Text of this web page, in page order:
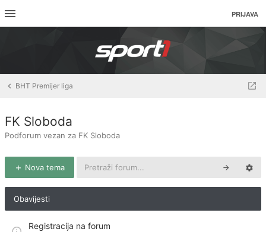
PRIJAVA
BHT Premijer liga
FK Sloboda
Podforum vezan za FK Sloboda
Nova tema
Obavijesti
Registracija na forum